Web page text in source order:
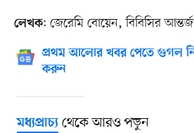
লেখক: জেরেমি বোয়েন, বিবিসির
প্রথম আলোর খবর পেতে গুগল
করুন
মধ্যপ্রাচ্যথেকে আরও পড়ুন